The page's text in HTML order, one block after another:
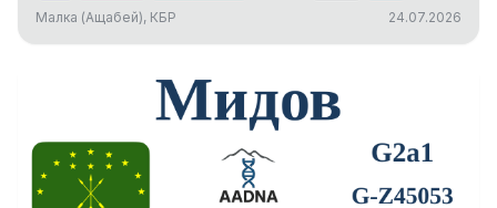
Малка (Ащабей), КБР
24.07.2026